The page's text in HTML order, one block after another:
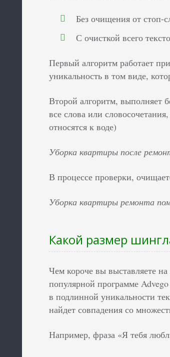
Без очищения от стоп-
С очисткой всего
Первый алгоритм работает
уникальность в том виде,
Второй алгоритм, выполняет
все слова или
относятся к воде)
Уборка квартиры после
В процессе проверки,
Уборка квартиры ремонта
Какой размер
Чем короче вы выставляете
популярной программе
в подлинной уникальности
найдет совпадения со
Например, фраза «Я тебя